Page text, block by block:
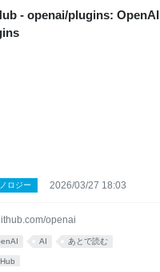
- openai/plugins: OpenAI
openai
ロジー 2026/03/27 18:03
AI あとで読む